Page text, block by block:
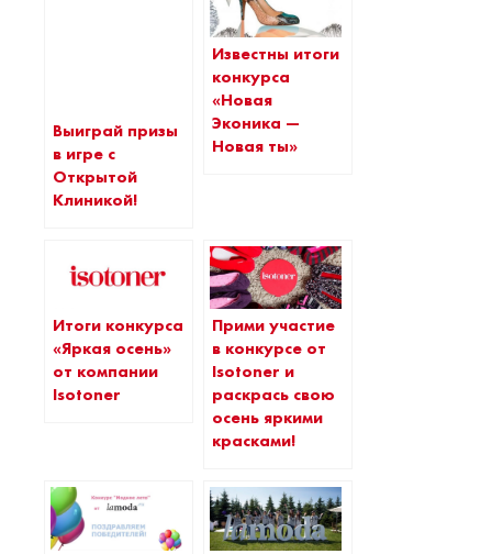
Выиграй призы
в игре с
Открытой
Клиникой!
Известны итоги
конкурса
«Новая
Эконика —
Новая ты»
Итоги конкурса
«Яркая осень»
от компании
Isotoner
Прими участие
в конкурсе от
Isotoner и
раскрась свою
осень яркими
красками!